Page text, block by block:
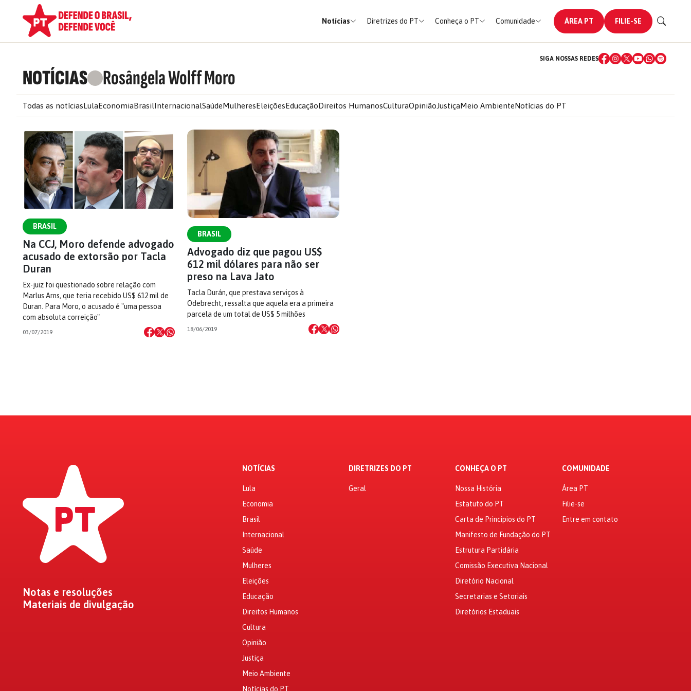
Notícias Diretrizes do PT Conheça o PT Comunidade ÁREA PT FILIE-SE
NOTÍCIAS Rosângela Wolff Moro
SIGA NOSSAS REDES
Todas as notíciasLulaEconomiaBrasilInternacionalSaúdeMulheresEleiçõesEducaçãoDireitos HumanosCulturaOpiniãoJustiçaMeio AmbienteNotícias do PT
BRASIL
Na CCJ, Moro defende advogado
acusado de extorsão por Tacla
Duran
Ex-juiz foi questionado sobre relação com
Marlus Arns, que teria recebido US$ 612 mil de
Duran. Para Moro, o acusado é "uma pessoa
com absoluta correição"
03/07/2019
BRASIL
Advogado diz que pagou US$
612 mil dólares para não ser
preso na Lava Jato
Tacla Durán, que prestava serviços à
Odebrecht, ressalta que aquela era a primeira
parcela de um total de US$ 5 milhões
18/06/2019
Notas e resoluções
Materiais de divulgação
NOTÍCIAS
Lula
Economia
Brasil
Internacional
Saúde
Mulheres
Eleições
Educação
Direitos Humanos
Cultura
Opinião
Justiça
Meio Ambiente
Notícias do PT
DIRETRIZES DO PT
Geral
CONHEÇA O PT
Nossa História
Estatuto do PT
Carta de Princípios do PT
Manifesto de Fundação do PT
Estrutura Partidária
Comissão Executiva Nacional
Diretório Nacional
Secretarias e Setoriais
Diretórios Estaduais
COMUNIDADE
Área PT
Filie-se
Entre em contato